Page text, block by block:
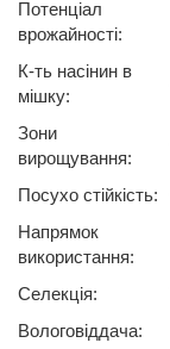
Потенціал
врожайності:
К-ть насінин в
мішку:
Зони
вирощування:
Посухо стійкість:
Напрямок
використання:
Селекція:
Вологовіддача: